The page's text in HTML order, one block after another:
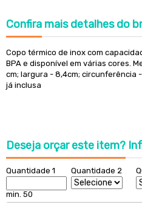
Confira mais detalhes do
Copo térmico de inox com
BPA e disponível em várias cores.
cm; largura - 8,4cm; circunferência
já inclusa
Deseja orçar este item?
Quantidade 1
min. 50
Quantidade 2